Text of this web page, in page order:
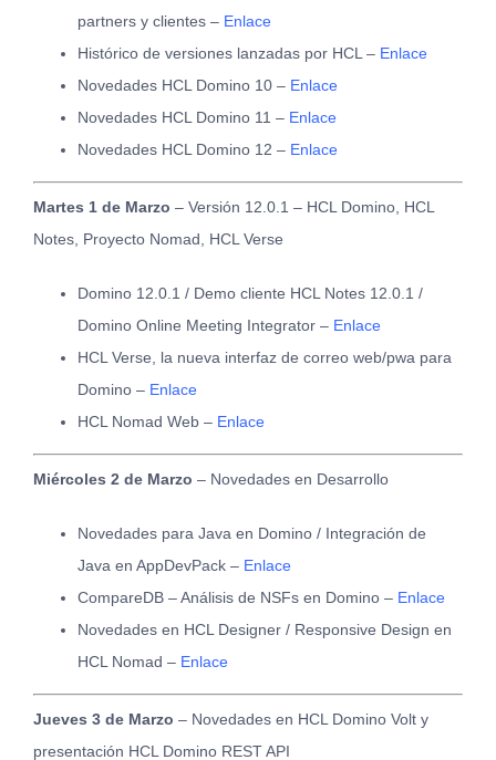
partners y clientes – Enlace
Histórico de versiones lanzadas por HCL – Enlace
Novedades HCL Domino 10 – Enlace
Novedades HCL Domino 11 – Enlace
Novedades HCL Domino 12 – Enlace
Martes 1 de Marzo – Versión 12.0.1 – HCL Domino, HCL
Notes, Proyecto Nomad, HCL Verse
Domino 12.0.1 / Demo cliente HCL Notes 12.0.1 /
Domino Online Meeting Integrator – Enlace
HCL Verse, la nueva interfaz de correo web/pwa para
Domino – Enlace
HCL Nomad Web – Enlace
Miércoles 2 de Marzo – Novedades en Desarrollo
Novedades para Java en Domino / Integración de
Java en AppDevPack – Enlace
CompareDB – Análisis de NSFs en Domino – Enlace
Novedades en HCL Designer / Responsive Design en
HCL Nomad – Enlace
Jueves 3 de Marzo – Novedades en HCL Domino Volt y
presentación HCL Domino REST API